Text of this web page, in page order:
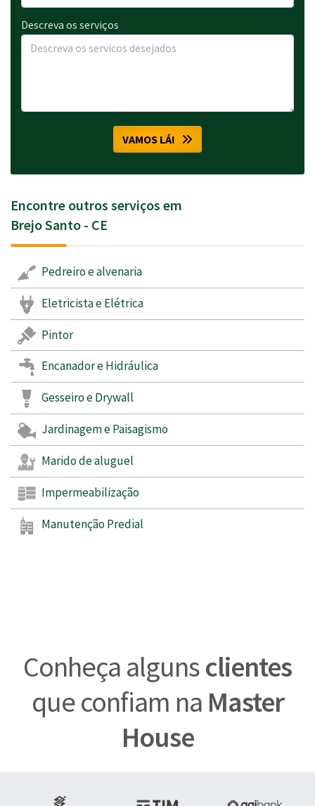
Descreva os serviços
VAMOS LÁ!
Encontre outros serviços em
Brejo Santo - CE
Pedreiro e alvenaria
Eletricista e Elétrica
Pintor
Encanador e Hidráulica
Gesseiro e Drywall
Jardinagem e Paisagismo
Marido de aluguel
Impermeabilização
Manutenção Predial
Conheça algunsclientes
que confiam na Master
House